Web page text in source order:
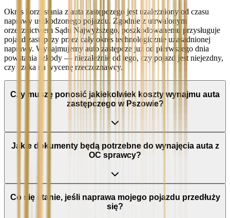
Okres korzystania z auta zastępczego jest uzależniony od czasu
naprawy uszkodzonego pojazdu. Zgodnie z utrwalonym
orzecznictwem Sądu Najwyższego, poszkodowanemu przysługuje
pojazd zastępczy przez cały okres technologicznie uzasadnionej
naprawy. Wynajmujemy auto zastępcze już od pierwszego dnia
powstania szkody — niezależnie od tego, czy pojazd jest niejezdny,
czy czeka na wycenę rzeczoznawcy.
Czy muszę ponosić jakiekolwiek koszty wynajmu auta
zastępczego w Pszowie?
Jakie dokumenty będą potrzebne do wynajęcia auta z
OC sprawcy?
Co się stanie, jeśli naprawa mojego pojazdu przedłuży
się?